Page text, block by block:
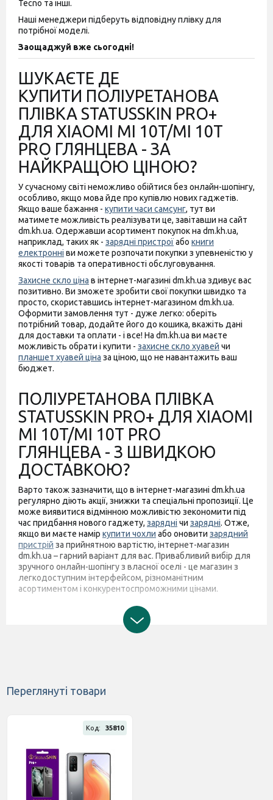
Tecno та інші.
Наші менеджери підберуть відповідну плівку для
потрібної моделі.
Заощаджуй вже сьогодні!
ШУКАЄТЕ ДЕ
КУПИТИ ПОЛІУРЕТАНОВА
ПЛІВКА STATUSSKIN PRO+
ДЛЯ XIAOMI MI 10T/MI 10T
PRO ГЛЯНЦЕВА - ЗА
НАЙКРАЩОЮ ЦІНОЮ?
У сучасному світі неможливо обійтися без онлайн-шопінгу,
особливо, якщо мова йде про купівлю нових гаджетів.
Якщо ваше бажання - купити часи самсунг, тут ви
матимете можливість реалізувати це, завітавши на сайт
dm.kh.ua. Одержавши асортимент покупок на dm.kh.ua,
наприклад, таких як - зарядні пристроїабо книги
електронні ви можете розпочати покупки з упевненістю у
якості товарів та оперативності обслуговування.
Захисне скло ціна в інтернет-магазині dm.kh.ua здивує вас
позитивно. Ви зможете зробити свої покупки швидко та
просто, скориставшись інтернет-магазином dm.kh.ua.
Оформити замовлення тут - дуже легко: оберіть
потрібний товар, додайте його до кошика, вкажіть дані
для доставки та оплати - і все! На dm.kh.ua ви маєте
можливість обрати і купити - захисне скло хуавей чи
планшет хуавей ціна за ціною, що не навантажить ваш
бюджет.
ПОЛІУРЕТАНОВА ПЛІВКА
STATUSSKIN PRO+ ДЛЯ XIAOMI
MI 10T/MI 10T PRO
ГЛЯНЦЕВА - З ШВИДКОЮ
ДОСТАВКОЮ?
Варто також зазначити, що в інтернет-магазині dm.kh.ua
регулярно діють акції, знижки та спеціальні пропозиції. Це
може виявитися відмінною можливістю зекономити під
час придбання нового гаджету, зарядні чи зарядні. Отже,
якщо ви маєте намір купити чохли або оновити зарядний
пристрій за прийнятною вартістю, інтернет-магазин
dm.kh.ua – гарний варіант для вас. Привабливий вибір для
зручного онлайн-шопінгу з власної оселі - це магазин з
легкодоступним інтерфейсом, різноманітним
асортиментом і конкурентоспроможними цінами.
Переглянуті товари
Код: 35810